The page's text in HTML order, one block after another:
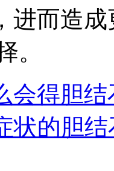
进而造
。
会得胆结
状的胆